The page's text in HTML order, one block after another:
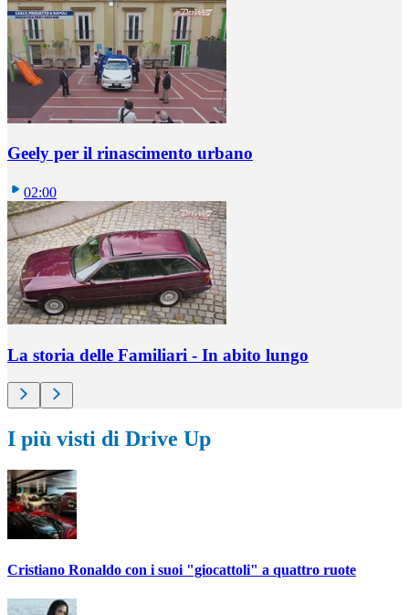
Geely per il rinascimento urbano
02:00
La storia delle Familiari - In abito lungo
I più visti di Drive Up
Cristiano Ronaldo con i suoi "giocattoli" a quattro ruote